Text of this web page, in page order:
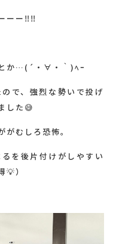
ーー‼‼
とか…(´・∀・｀)ﾍｰ
で、強烈な勢いで投げ
した😅
むしろ恐怖。
を後片付けがしやすい
）